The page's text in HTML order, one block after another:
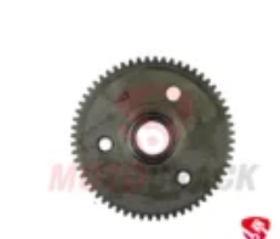
AÑADIR AL
CARRITO